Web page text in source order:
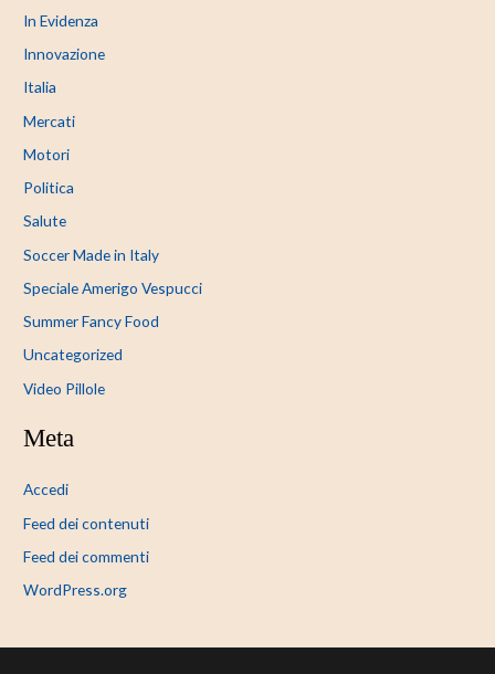
In Evidenza
Innovazione
Italia
Mercati
Motori
Politica
Salute
Soccer Made in Italy
Speciale Amerigo Vespucci
Summer Fancy Food
Uncategorized
Video Pillole
Meta
Accedi
Feed dei contenuti
Feed dei commenti
WordPress.org